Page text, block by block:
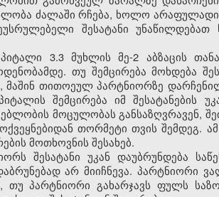
ძალაში რჩება, ხოლო არაფულადი
შესატანი
3.3 მუხლის მე-2 აბზაცის
თუ შემცირება მოხდება
მაშინ თითოეულ პარტნიორზე
შემცირება იმ შესატანების
მოცულობას განსაზღვრავენ,
თორმეტი თვის შემდეგ.
მოთხოვნის შესახებ.
შესატანი უკან დაუბრუნდება
არ მიიჩნევა. პარტნიორი
თუ პარტნიორი გახარჯავს ფულს